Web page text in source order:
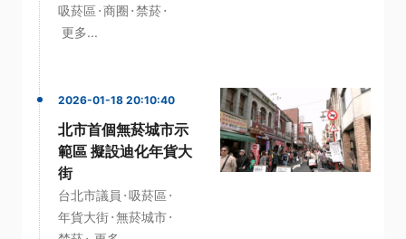
吸菸區 ·商圈 ·禁菸·
更多...
2026-01-18 20:10:40
北市首個無菸城市示
範區 擬設迪化年貨大
街
台北市議員 ·吸菸區 ·
年貨大街·無菸城市·